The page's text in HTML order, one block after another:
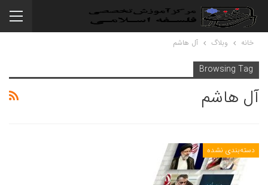
خانه وبلاگ آل هاشم
Browsing Tag
آل هاشم
دسته‌بندی نشده